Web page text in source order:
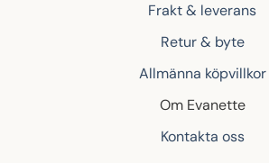
Frakt & leverans
Retur & byte
Allmänna köpvillkor
Om Evanette
Kontakta oss